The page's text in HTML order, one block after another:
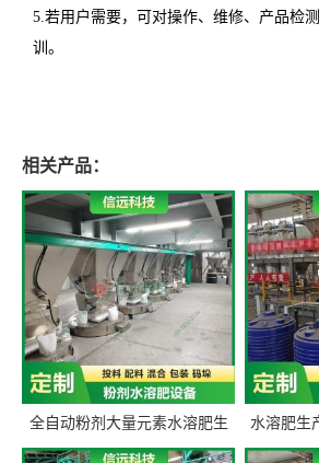
5.若用户需要，可对操作、维修、产品检
训。
相关产品：
全自动粉剂大量元素水溶肥生
产设备 信远科技肥料生产设备
水溶肥生
产设备